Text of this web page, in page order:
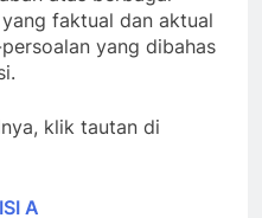
faktual dan aktual
yang dibahas
klik tautan di
A